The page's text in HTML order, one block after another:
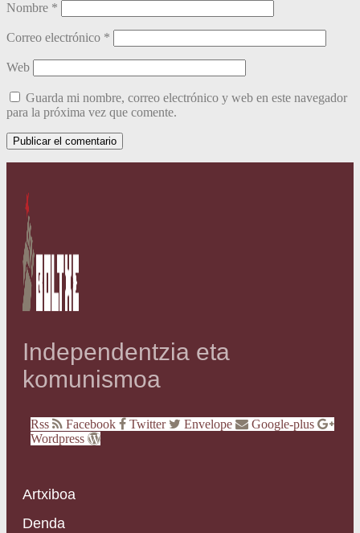
Nombre *
Correo electrónico *
Web
Guarda mi nombre, correo electrónico y web en este navegador
para la próxima vez que comente.
Independentzia eta
komunismoa
Rss Facebook Twitter Envelope
Google-plus
Wordpress
Artxiboa
Denda